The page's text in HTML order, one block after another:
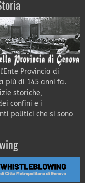
Provincia di
più di 145 anni fa.
storiche,
confini e i
politici che si sono